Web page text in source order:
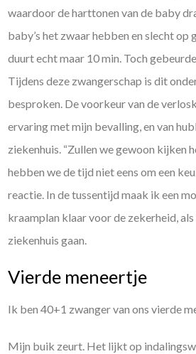
waardoor de harttonen van de baby
baby’s het zwaar hebben en slecht op
duurt echt maar 10 min. Toch
Tijdens deze zwangerschap is dit
besproken. De voorkeur van de
ervaring met mijn bevalling, en van
ziekenhuis. “Zullen we gewoon kijken
hebben we de tijd niet eens om een
reactie. In de tussentijd maak ik een
kraamplan klaar voor de zekerheid,
ziekenhuis gaan.
Vierde meneertje
Ik ben 40+1 zwanger van ons vierde
Mijn buik zeurt. Het lijkt op